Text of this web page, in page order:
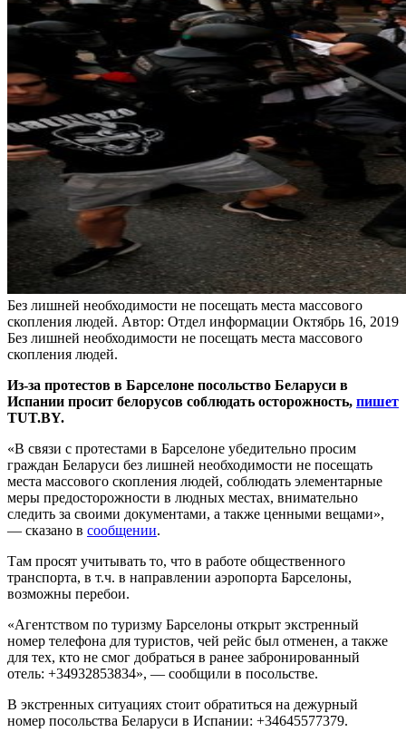
Без лишней необходимости не посещать места массового
скопления людей. Автор: Отдел информации Октябрь 16, 2019
Без лишней необходимости не посещать места массового
скопления людей.
Из-за протестов в Барселоне посольство Беларуси в
Испании просит белорусов соблюдать осторожность, пишет
TUT.BY.
«В связи с протестами в Барселоне убедительно просим
граждан Беларуси без лишней необходимости не посещать
места массового скопления людей, соблюдать элементарные
меры предосторожности в людных местах, внимательно
следить за своими документами, а также ценными вещами»,
— сказано в сообщении.
Там просят учитывать то, что в работе общественного
транспорта, в т.ч. в направлении аэропорта Барселоны,
возможны перебои.
«Агентством по туризму Барселоны открыт экстренный
номер телефона для туристов, чей рейс был отменен, а также
для тех, кто не смог добраться в ранее забронированный
отель: +34932853834», — сообщили в посольстве.
В экстренных ситуациях стоит обратиться на дежурный
номер посольства Беларуси в Испании: +34645577379.